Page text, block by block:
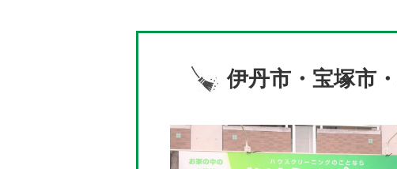
伊丹市・宝塚市